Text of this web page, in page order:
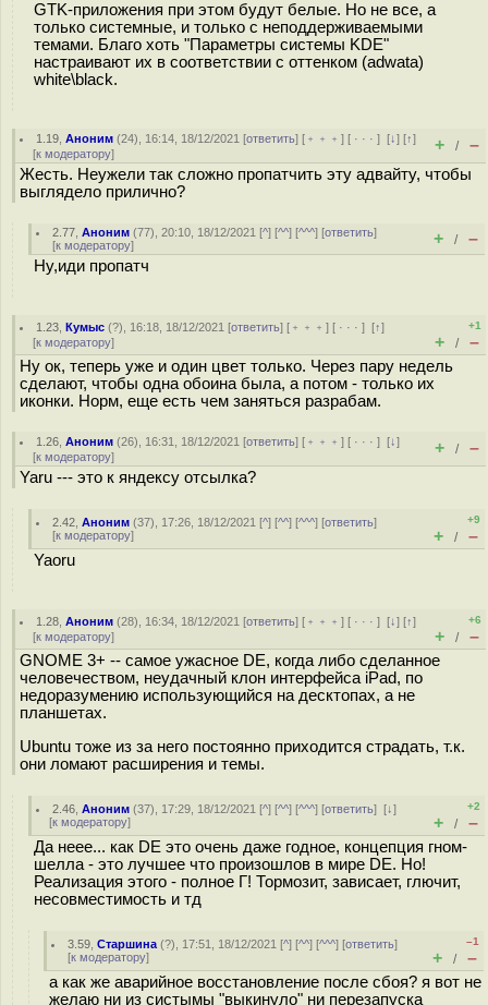
GTK-приложения при этом будут белые. Но не все, а
только системные, и только с неподдерживаемыми
темами. Благо хоть "Параметры системы KDE"
настраивают их в соответствии с оттенком (adwata)
white\black.
1.19 ,Аноним (24), 16:14, 18/12/2021 [ответить] [ ﹢﹢﹢] [ · · ·][↓] [↑]
[к модератору] + / –
Жесть. Неужели так сложно пропатчить эту адвайту, чтобы
выглядело прилично?
2.77 ,Аноним (77), 20:10, 18/12/2021 [^] [^^] [^^^] [ответить]
[к модератору] + / –
Ну,иди пропатч
1.23 ,Кумыс (?), 16:18, 18/12/2021 [ответить] [ ﹢﹢﹢] [ · · ·][↑]
[к модератору]
+1
+ / –
Ну ок, теперь уже и один цвет только. Через пару недель
сделают, чтобы одна обоина была, а потом - только их
иконки. Норм, еще есть чем заняться разрабам.
1.26 ,Аноним (26), 16:31, 18/12/2021 [ответить] [ ﹢﹢﹢] [ · · ·][↓]
[к модератору] + / –
Yaru --- это к яндексу отсылка?
2.42 ,Аноним (37), 17:26, 18/12/2021 [^] [^^] [^^^] [ответить]
[к модератору]
+9
+ / –
Yaoru
1.28 ,Аноним (28), 16:34, 18/12/2021 [ответить] [ ﹢﹢﹢] [ · · ·][↓] [↑]
[к модератору]
+6
+ / –
GNOME 3+ -- самое ужасное DE, когда либо сделанное
человечеством, неудачный клон интерфейса iPad, по
недоразумению использующийся на десктопах, а не
планшетах.
Ubuntu тоже из за него постоянно приходится страдать, т.к.
они ломают расширения и темы.
2.46 ,Аноним (37), 17:29, 18/12/2021 [^] [^^] [^^^] [ответить][↓]
[к модератору]
+2
+ / –
Да неее... как DE это очень даже годное, концепция гном-
шелла - это лучшее что произошлов в мире DE. Но!
Реализация этого - полное Г! Тормозит, зависает, глючит,
несовместимость и тд
3.59 ,Старшина (?), 17:51, 18/12/2021 [^] [^^] [^^^] [ответить]
[к модератору]
–1
+ / –
а как же аварийное восстановление после сбоя? я вот не
желаю ни из систымы "выкинуло" ни перезапуска